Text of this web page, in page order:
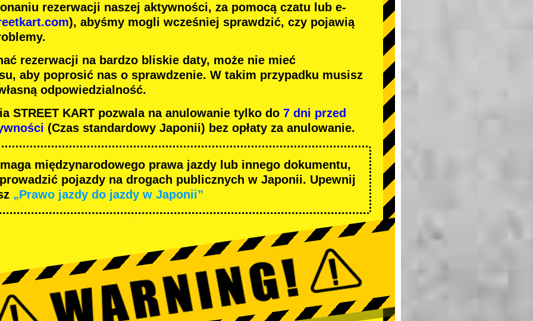
rezerwacji naszej aktywności, za pomocą czatu lub e-
), abyśmy mogli wcześniej sprawdzić, czy pojawią
rezerwacji na bardzo bliskie daty, może nie mieć
aby poprosić nas o sprawdzenie. W takim przypadku musisz
odpowiedzialność.
STREET KART pozwala na anulowanie tylko do 7 dni przed
(Czas standardowy Japonii) bez opłaty za anulowanie.
międzynarodowego prawa jazdy lub innego dokumentu,
pojazdy na drogach publicznych w Japonii. Upewnij
„Prawo jazdy do jazdy w Japonii”